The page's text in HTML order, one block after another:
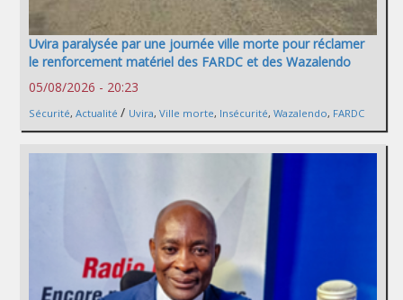
Uvira paralysée par une journée ville morte pour réclamer
le renforcement matériel des FARDC et des Wazalendo
05/08/2026 - 20:23
Sécurité, Actualité / Uvira, Ville morte, Insécurité, Wazalendo, FARDC